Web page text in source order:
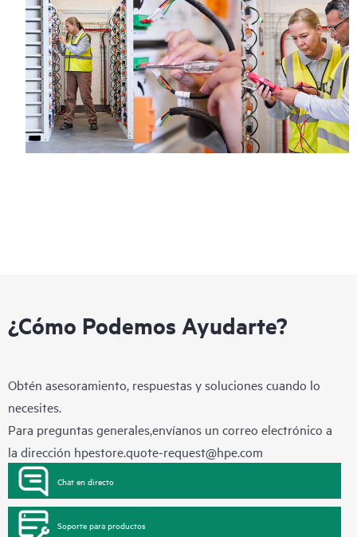
¿Cómo Podemos Ayudarte?
Obtén asesoramiento, respuestas y soluciones cuando lo
necesites.
Para preguntas generales,envíanos un correo electrónico a
la dirección hpestore.quote-request@hpe.com
Chat en directo
Soporte para productos